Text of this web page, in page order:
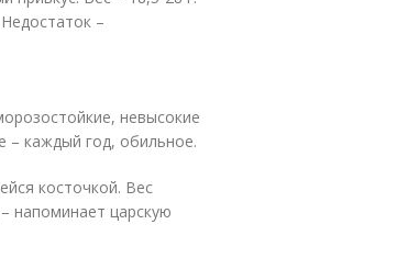
–
невысокие
– каждый год, обильное.
косточкой. Вес
напоминает царскую